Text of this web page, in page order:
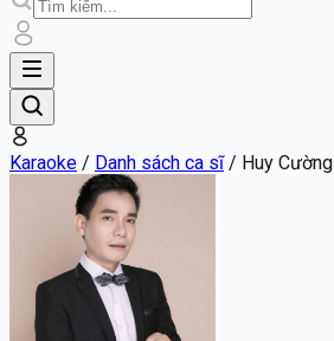
Karaoke / Danh sách ca sĩ/ Huy Cường